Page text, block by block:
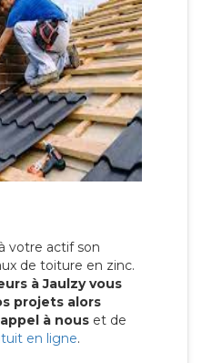
votre actif son
de toiture en zinc.
à Jaulzy vous
projets alors
à nous et de
en ligne.